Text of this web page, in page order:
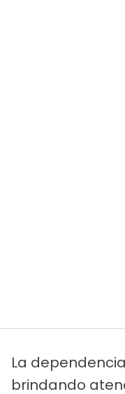
La dependencia
brindando